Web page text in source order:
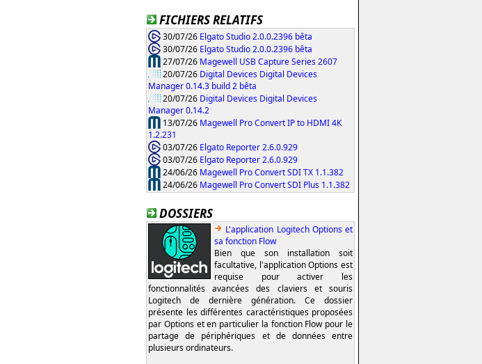
FICHIERS RELATIFS
30/07/26 Elgato Studio 2.0.0.2396 bêta
30/07/26 Elgato Studio 2.0.0.2396 bêta
27/07/26 Magewell USB Capture Series 2607
20/07/26 Digital Devices Digital Devices
Manager 0.14.3 build 2 bêta
20/07/26 Digital Devices Digital Devices
Manager 0.14.2
13/07/26 Magewell Pro Convert IP to HDMI 4K
1.2.231
03/07/26 Elgato Reporter 2.6.0.929
03/07/26 Elgato Reporter 2.6.0.929
24/06/26 Magewell Pro Convert SDI TX 1.1.382
24/06/26 Magewell Pro Convert SDI Plus 1.1.382
DOSSIERS
L'application Logitech Options et
sa fonction Flow
Bien que son installation soit
facultative, l'application Options est
requise pour activer les
fonctionnalités avancées des claviers et souris
Logitech de dernière génération. Ce dossier
présente les différentes caractéristiques proposées
par Options et en particulier la fonction Flow pour le
partage de périphériques et de données entre
plusieurs ordinateurs.